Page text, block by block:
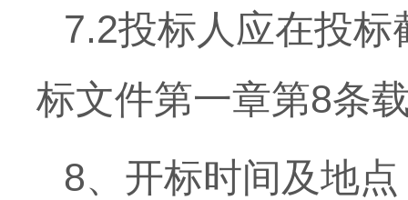
7.2投标人应在投
标文件第一章第8条
8、开标时间及地